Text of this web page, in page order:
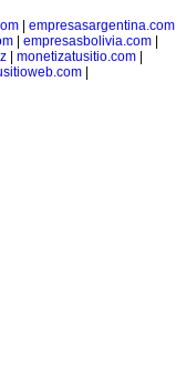
empresasargentina.com
| empresasbolivia.com|
monetizatusitio.com
|